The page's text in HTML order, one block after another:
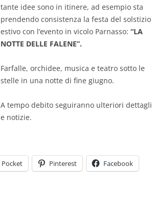
tante idee sono in itinere, ad esempio sta
prendendo consistenza la festa del solstizio
estivo con l’evento in vicolo Parnasso: “LA
NOTTE DELLE FALENE”.
Farfalle, orchidee, musica e teatro sotto le
stelle in una notte di fine giugno.
A tempo debito seguiranno ulteriori dettagli
e notizie.
Pocket Pinterest Facebook